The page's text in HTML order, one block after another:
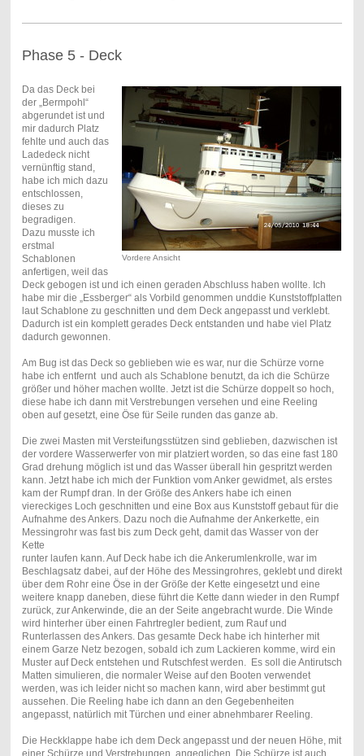
Phase 5 - Deck
Vordere Ansicht
Da das Deck bei
der „Bermpohl“
abgerundet ist und
mir dadurch Platz
fehlte und auch das
Ladedeck nicht
vernünftig stand,
habe ich mich dazu
entschlossen,
dieses zu
begradigen.
Dazu musste ich
erstmal
Schablonen
anfertigen, weil das
Deck gebogen ist und ich einen geraden Abschluss haben wollte. Ich
habe mir die „Essberger“ als Vorbild genommen unddie Kunststoffplatten
laut Schablone zu geschnitten und dem Deck angepasst und verklebt.
Dadurch ist ein komplett gerades Deck entstanden und habe viel Platz
dadurch gewonnen.
Am Bug ist das Deck so geblieben wie es war, nur die Schürze vorne
habe ich entfernt und auch als Schablone benutzt, da ich die Schürze
größer und höher machen wollte. Jetzt ist die Schürze doppelt so hoch,
diese habe ich dann mit Verstrebungen versehen und eine Reeling
oben auf gesetzt, eine Öse für Seile runden das ganze ab.
Die zwei Masten mit Versteifungsstützen sind geblieben, dazwischen ist
der vordere Wasserwerfer von mir platziert worden, so das eine fast 180
Grad drehung möglich ist und das Wasser überall hin gespritzt werden
kann. Jetzt habe ich mich der Funktion vom Anker gewidmet, als erstes
kam der Rumpf dran. In der Größe des Ankers habe ich einen
viereckiges Loch geschnitten und eine Box aus Kunststoff gebaut für die
Aufnahme des Ankers. Dazu noch die Aufnahme der Ankerkette, ein
Messingrohr was fast bis zum Deck geht, damit das Wasser von der
Kette
runter laufen kann. Auf Deck habe ich die Ankerumlenkrolle, war im
Beschlagsatz dabei, auf der Höhe des Messingrohres, geklebt und direkt
über dem Rohr eine Öse in der Größe der Kette eingesetzt und eine
weitere knapp daneben, diese führt die Kette dann wieder in den Rumpf
zurück, zur Ankerwinde, die an der Seite angebracht wurde. Die Winde
wird hinterher über einen Fahrtregler bedient, zum Rauf und
Runterlassen des Ankers. Das gesamte Deck habe ich hinterher mit
einem Garze Netz bezogen, sobald ich zum Lackieren komme, wird ein
Muster auf Deck entstehen und Rutschfest werden. Es soll die Antirutsch
Matten simulieren, die normaler Weise auf den Booten verwendet
werden, was ich leider nicht so machen kann, wird aber bestimmt gut
aussehen. Die Reeling habe ich dann an den Gegebenheiten
angepasst, natürlich mit Türchen und einer abnehmbarer Reeling.
Die Heckklappe habe ich dem Deck angepasst und der neuen Höhe, mit
einer Schürze und Verstrebungen, angeglichen. Die Schürze ist auch